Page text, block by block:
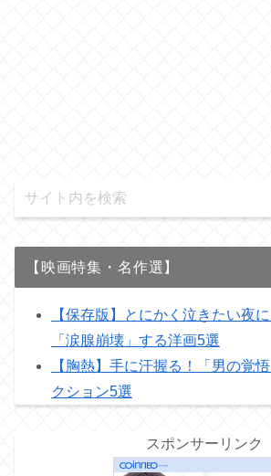
【映画特集・名作選】
【保存版】とにかく泣きたい夜
「涙腺崩壊」する洋画5選
【胸熱】手に汗握る！「男の覚
クション5選
スポンサーリンク